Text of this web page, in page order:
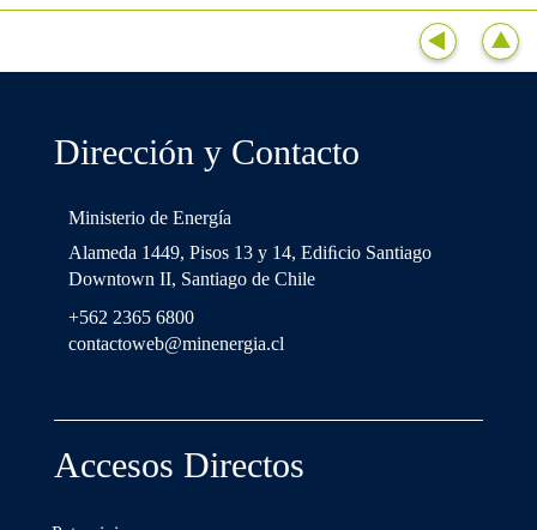
Dirección y Contacto
Ministerio de Energía
Alameda 1449, Pisos 13 y 14, Ediﬁcio Santiago
Downtown II, Santiago de Chile
+562 2365 6800
contactoweb@minenergia.cl
Accesos Directos